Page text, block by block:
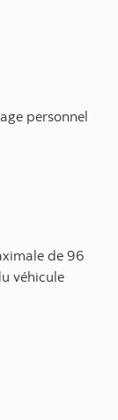
personnel
de 96
véhicule